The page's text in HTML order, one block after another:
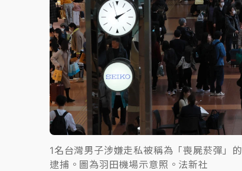
1名台灣男子涉嫌走私被稱為「喪屍菸彈」
逮捕。圖為羽田機場示意照。法新社